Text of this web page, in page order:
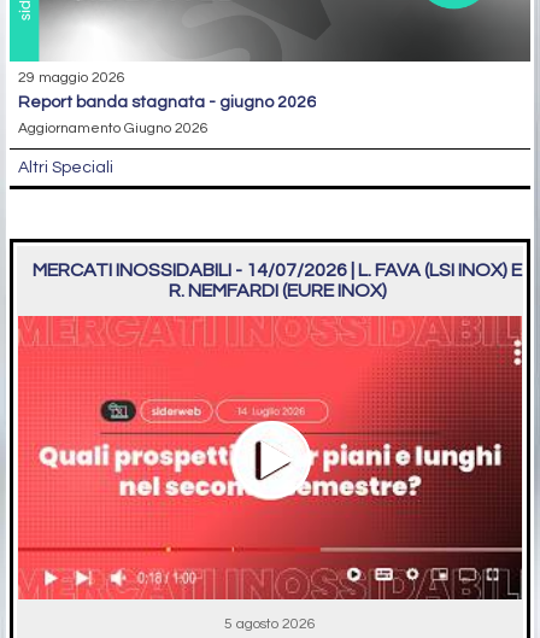
29 maggio 2026
report banda stagnata - giugno 2026
Aggiornamento Giugno 2026
Altri Speciali
MERCATI INOSSIDABILI - 14/07/2026 | L. FAVA (LSI INOX) E
R. NEMFARDI (EURE INOX)
5 agosto 2026